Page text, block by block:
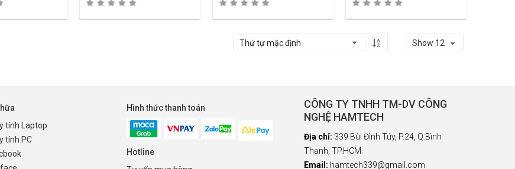
Show 12
tính Laptop
tính PC
Hình thức thanh toán
Hotline
CÔNG TY TNHH TM-DV CÔNG
NGHỆ HAMTECH
Địa chỉ: 339 Bùi Đình Túy, P.24, Q.Bình
Thạnh, TP.HCM
Email: hamtech339@gmail.com